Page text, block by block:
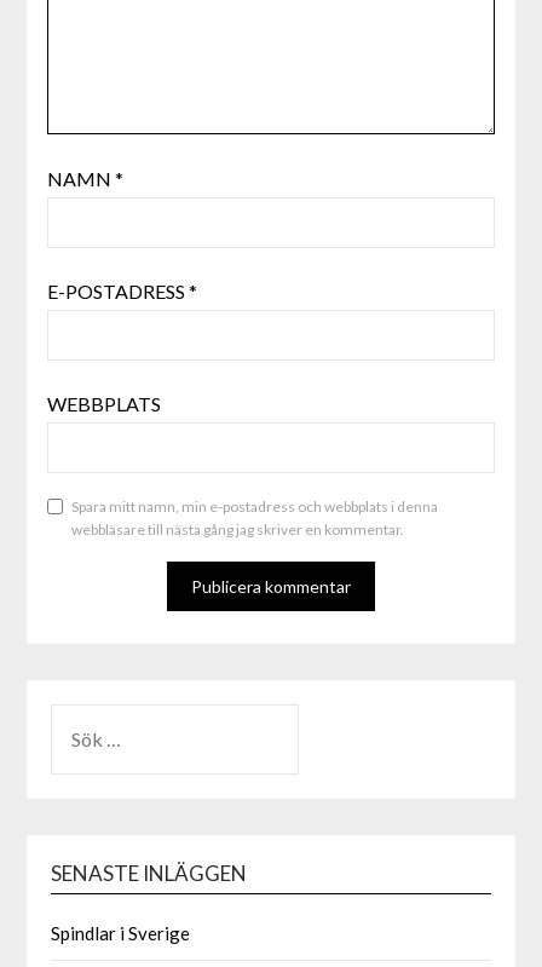
NAMN *
E-POSTADRESS *
WEBBPLATS
Spara mitt namn, min e-postadress och webbplats i denna
webbläsare till nästa gång jag skriver en kommentar.
SENASTE INLÄGGEN
Spindlar i Sverige